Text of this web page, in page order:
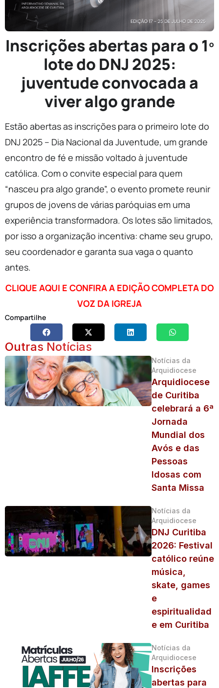
Inscrições abertas para o 1º
lote do DNJ 2025:
juventude convocada a
viver algo grande
Estão abertas as inscrições para o primeiro lote do
DNJ 2025 – Dia Nacional da Juventude, um grande
encontro de fé e missão voltado à juventude
católica. Com o convite especial para quem
“nasceu pra algo grande”, o evento promete reunir
grupos de jovens de várias paróquias em uma
experiência transformadora. Os lotes são limitados,
por isso a organização incentiva: chame seu grupo,
seu coordenador e garanta sua vaga o quanto
antes.
CLIQUE AQUI E CONFIRA A EDIÇÃO COMPLETA DO
VOZ DA IGREJA
Compartilhe
Outras Notícias
Notícias da
Arquidiocese
Arquidiocese
de Curitiba
celebrará a 6ª
Jornada
Mundial dos
Avós e das
Pessoas
Idosas com
Santa Missa
Notícias da
Arquidiocese
DNJ Curitiba
2026: Festival
católico reúne
música,
skate, games
e
espiritualidad
e em Curitiba
Notícias da
Arquidiocese
Inscrições
abertas para